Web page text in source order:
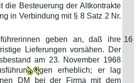
die Besteuerung der Altkontrakte
in Verbindung mit § 8 Satz 2 Nr.
geben an, daß ihre
Lieferungen vorsähen. Der
am 23. November 1968
gen erheblich; er lag
DM bei der Firma mit dem
16